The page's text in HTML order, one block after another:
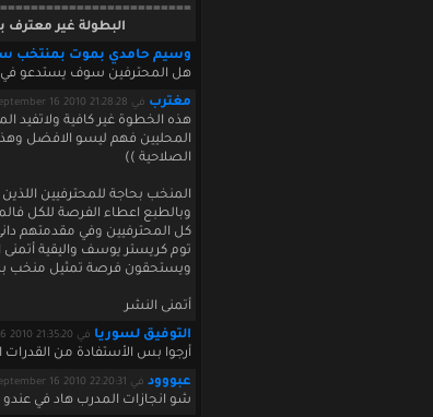
البطولة غير معترف
وسيم حامدي بموت بمنتخب
هل المحترفين سوف يستدعو في
مغترب في September 16 2010 21:28:28
هذه الخطوة غير كافية ولاتفيد
المحليين فهم ليسو الافضل
الصلاحية ))
المنخب بحاجة للمحترفيين اللذين
وبالطبع اعطاء الفرصة للكل
كل المحترفيين وفي مقدمتهم
توم كريستر يوسف واليقية
ويستحقون فرصة تمثيل منخب
أتمنى النشر
التوفيق لسوريا في September 16 2010 21:35:20
أرجوا بس الأستفادة من القدرات
عبووود في September 16 2010 22:20:31
شو انجازات المدرب هاد في